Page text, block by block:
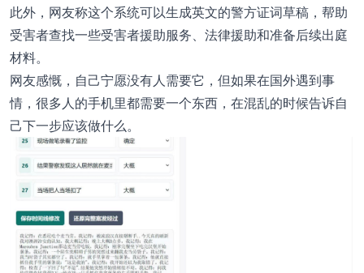
此外，网友称这个系统可以生成英文的警方证词草稿，帮助
受害者查找一些受害者援助服务、法律援助和准备后续出庭
材料。
网友感慨，自己宁愿没有人需要它，但如果在国外遇到事
情，很多人的手机里都需要一个东西，在混乱的时候告诉自
己下一步应该做什么。